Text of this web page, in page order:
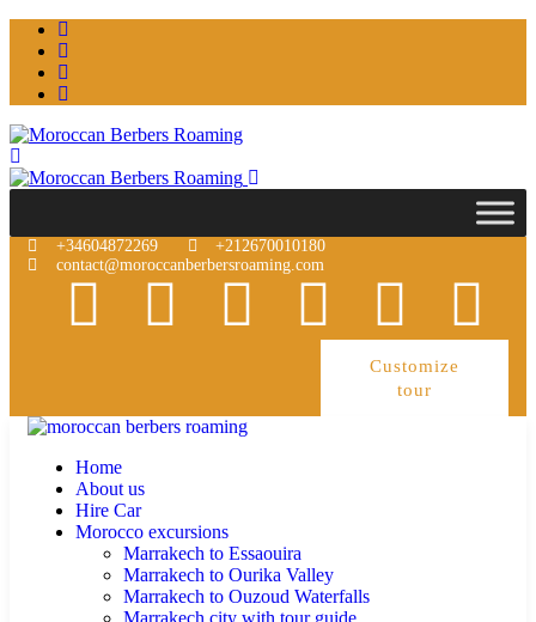
+34604872269
+212670010180
contact@moroccanberbersroaming.com
Customize
tour
Home
About us
Hire Car
Morocco excursions
Marrakech to Essaouira
Marrakech to Ourika Valley
Marrakech to Ouzoud Waterfalls
Marrakech city with tour guide